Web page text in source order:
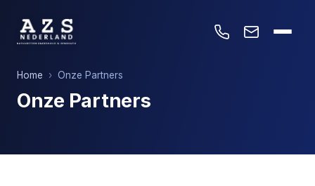
Home › Onze Partners
Onze Partners